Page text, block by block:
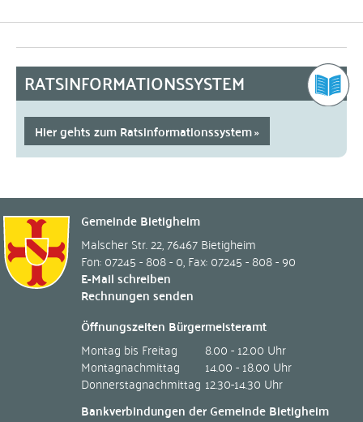
RATSINFORMATIONSSYSTEM
Hier gehts zum Ratsinformationssystem
Gemeinde Bietigheim
Malscher Str. 22,76467Bietigheim
Fon: 07245 - 808 - 0,Fax: 07245 - 808 - 90
E-Mail schreiben
Rechnungen senden
Öffnungszeiten Bürgermeisteramt
Montag bis Freitag
8.00 - 12.00 Uhr
Montagnachmittag
14.00 - 18.00 Uhr
Donnerstagnachmittag 12.30-14.30 Uhr
Bankverbindungen der Gemeinde Bietigheim